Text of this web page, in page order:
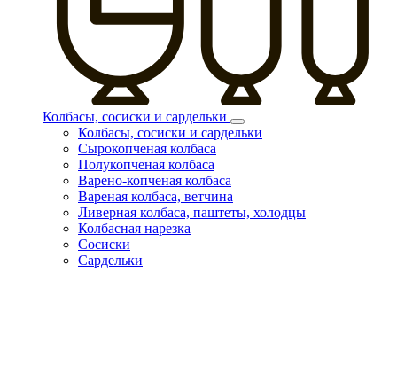
Колбасы, сосиски и сардельки
Колбасы, сосиски и сардельки
Сырокопченая колбаса
Полукопченая колбаса
Варено-копченая колбаса
Вареная колбаса, ветчина
Ливерная колбаса, паштеты, холодцы
Колбасная нарезка
Сосиски
Сардельки